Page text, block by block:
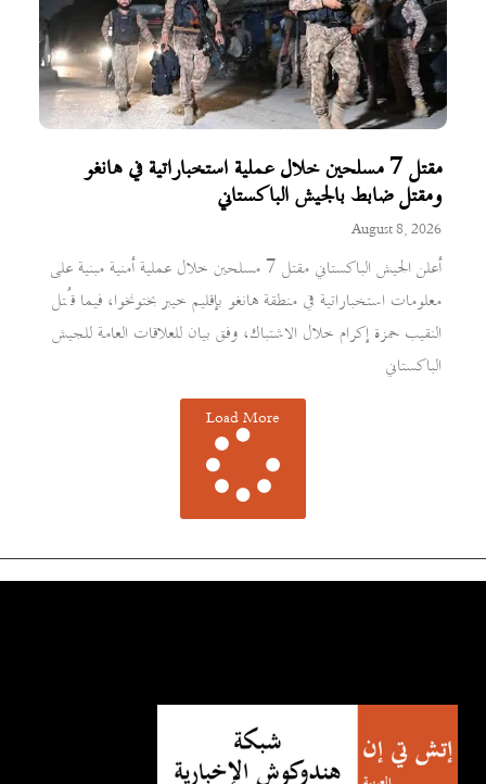
مقتل 7 مسلحين خلال عملية استخباراتية في هانغو
ومقتل ضابط بالجيش الباكستاني
August 8, 2026
أعلن الجيش الباكستاني مقتل 7 مسلحين خلال عملية أمنية مبنية على
معلومات استخباراتية في منطقة هانغو بإقليم خيبر بختونخوا، فيما قُتل
النقيب حمزة إكرام خلال الاشتباك، وفق بيان للعلاقات العامة للجيش
الباكستاني
Load More